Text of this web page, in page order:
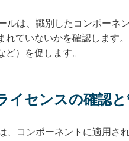
ルは、識別したコンポーネ
れていないかを確認します
ど）を促します。
イセンスの確認と
、コンポーネントに適用さ